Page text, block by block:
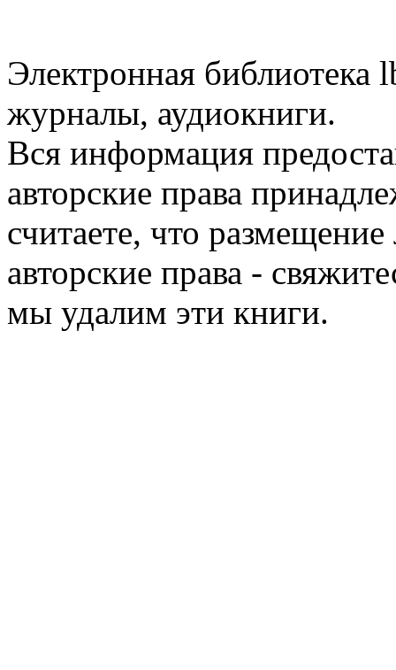
Электронная библиотека
журналы, аудиокниги.
Вся информация
авторские права
считаете, что
авторские права -
мы удалим эти книги.